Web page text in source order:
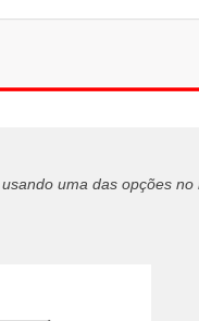
uma das opções no